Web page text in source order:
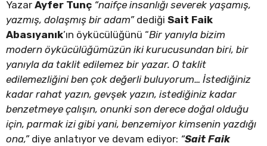
Yazar Ayfer Tunç “naifçe insanlığı severek yaşamış,
yazmış, dolaşmış bir adam”dediği Sait Faik
Abasıyanık’ın öykücülüğünü “Bir yanıyla bizim
modern öykücülüğümüzün iki kurucusundan biri, bir
yanıyla da taklit edilemez bir yazar. O taklit
edilemezliğini ben çok değerli buluyorum… İstediğiniz
kadar rahat yazın, gevşek yazın, istediğiniz kadar
benzetmeye çalışın, onunki son derece doğal olduğu
için, parmak izi gibi yani, benzemiyor kimsenin yazdığı
ona,”diye anlatıyor ve devam ediyor: “Sait Faik